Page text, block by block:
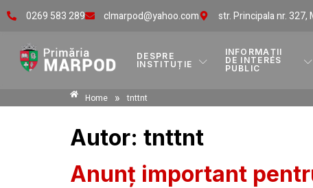
0269 583 289 clmarpod@yahoo.com str. Principala nr. 327,
DESPRE
INSTITUȚIE
INFORMAȚII
DE INTERES
PUBLIC
Home » tnttnt
Autor: tnttnt
Anunț important